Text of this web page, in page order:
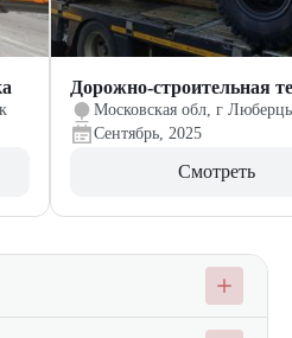
Дорожно-строительная
Московская обл, г
Сентябрь, 2025
Смотреть
Holland и Zauberg. Наши